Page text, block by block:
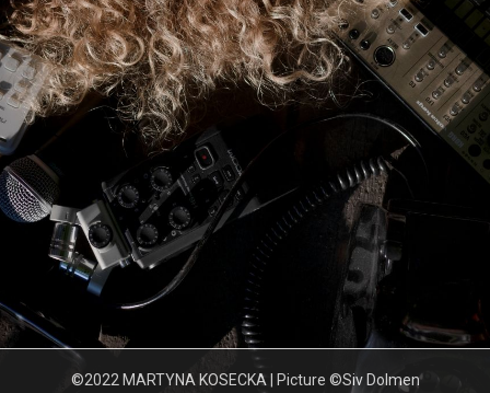
©2022 MARTYNA KOSECKA | Picture ©Siv Dolmen